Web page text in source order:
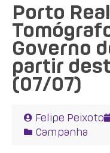
Porto
Governo
partir
(07/07)
Felipe Peixoto
Campanha